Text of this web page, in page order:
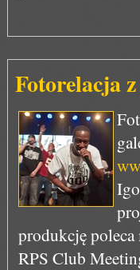
Fotorelacja
produkcję
RPS Club